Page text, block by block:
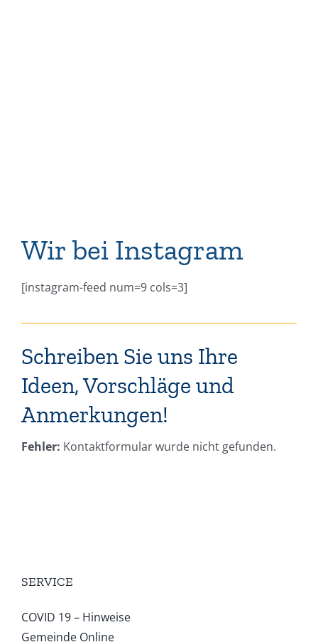
Wir bei Instagram
[instagram-feed num=9 cols=3]
Schreiben Sie uns Ihre
Ideen, Vorschläge und
Anmerkungen!
Fehler: Kontaktformular wurde nicht gefunden.
SERVICE
COVID 19 – Hinweise
Gemeinde Online